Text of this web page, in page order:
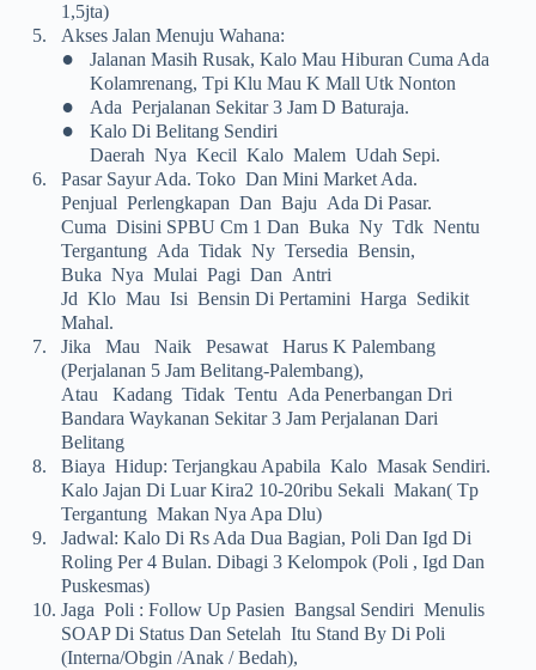
1,5jta)
5.
Akses Jalan Menuju Wahana:
•
Jalanan Masih Rusak, Kalo Mau Hiburan Cuma Ada
Kolamrenang, Tpi Klu Mau K Mall Utk Nonton
• Ada Perjalanan Sekitar 3 Jam D Baturaja.
•
Kalo Di Belitang Sendiri
Daerah Nya Kecil Kalo Malem Udah Sepi.
6.
Pasar Sayur Ada. Toko Dan Mini Market Ada.
Penjual Perlengkapan Dan Baju Ada Di Pasar.
Cuma Disini SPBU Cm 1 Dan Buka Ny Tdk Nentu
Tergantung Ada Tidak Ny Tersedia Bensin,
Buka Nya Mulai Pagi Dan Antri
Jd Klo Mau Isi Bensin Di Pertamini Harga Sedikit
Mahal.
7.
Jika Mau Naik Pesawat Harus K Palembang
(perjalanan 5 Jam Belitang-Palembang),
Atau Kadang Tidak Tentu Ada Penerbangan Dri
Bandara Waykanan Sekitar 3 Jam Perjalanan Dari
Belitang
8.
Biaya Hidup: Terjangkau Apabila Kalo Masak Sendiri.
Kalo Jajan Di Luar Kira2 10-20ribu Sekali Makan( Tp
Tergantung Makan Nya Apa Dlu)
9.
Jadwal: Kalo Di Rs Ada Dua Bagian, Poli Dan Igd Di
Roling Per 4 Bulan. Dibagi 3 Kelompok (poli , Igd Dan
Puskesmas)
10. Jaga Poli : Follow Up Pasien Bangsal Sendiri Menulis
SOAP Di Status Dan Setelah Itu Stand By Di Poli
(interna/obgin /anak / Bedah),